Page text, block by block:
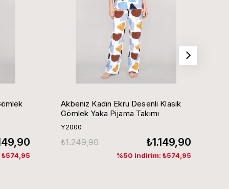
Akbeniz Kadın Ekru Desenli Klasik
Gömlek Yaka Pijama Takımı
Y2000
₺1.149,90
₺1.249,90
%50 indirim: ₺574,95